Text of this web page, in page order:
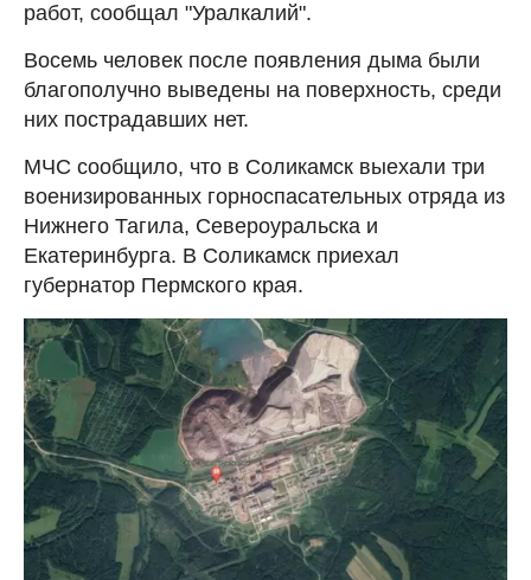
работ, сообщал "Уралкалий".
Восемь человек после появления дыма были
благополучно выведены на поверхность, среди
них пострадавших нет.
МЧС сообщило, что в Соликамск выехали три
военизированных горноспасательных отряда из
Нижнего Тагила, Североуральска и
Екатеринбурга. В Соликамск приехал
губернатор Пермского края.